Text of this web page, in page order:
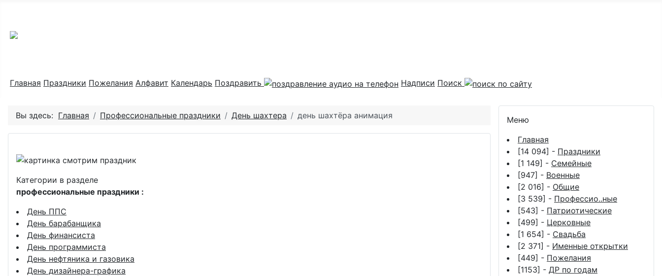
Главная Праздники Пожелания Алфавит Календарь Поздравить Надписи Поиск
Вы здесь: Главная Профессиональные праздники День шахтера день шахтёра анимация
Категории в разделе
профессиональные праздники :
День ППС
День барабанщика
День финансиста
День программиста
День нефтяника и газовика
День дизайнера-графика
Меню
Главная
[14 094] - Праздники
[1 149] - Семейные
[947] - Военные
[2 016] - Общие
[3 539] - Профессио..ные
[543] - Патриотические
[499] - Церковные
[1 654] - Свадьба
[2 371] - Именные открытки
[449] - Пожелания
[1153] - ДР по годам